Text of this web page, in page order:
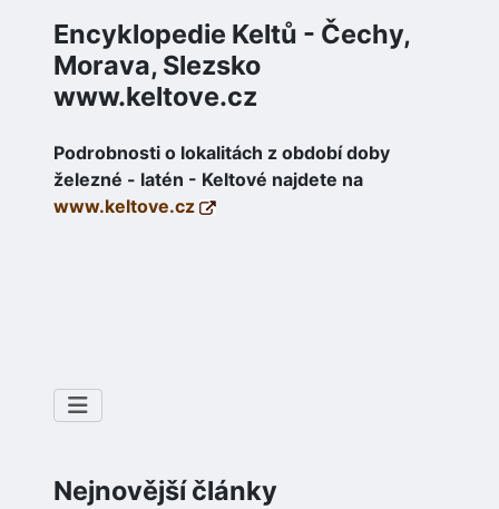
Encyklopedie Keltů - Čechy,
Morava, Slezsko
www.keltove.cz
Podrobnosti o lokalitách z období doby
železné - latén - Keltové najdete na
www.keltove.cz
Nejnovější články